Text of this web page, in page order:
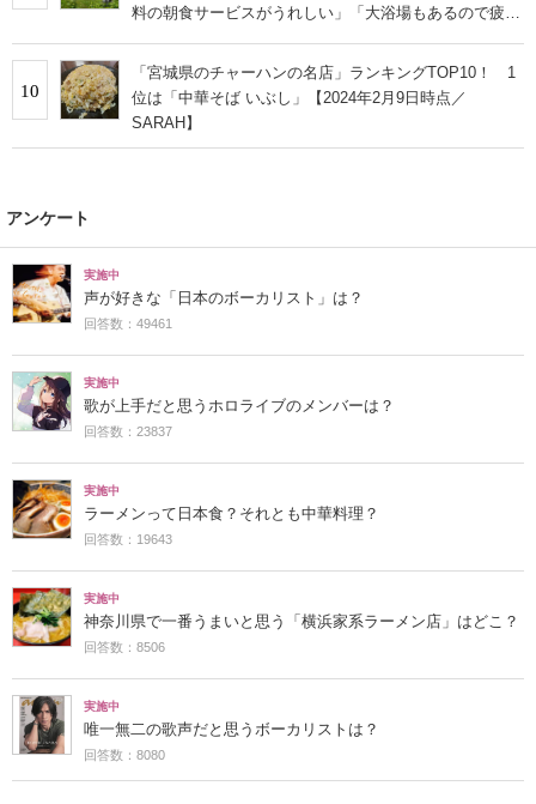
料の朝食サービスがうれしい」「大浴場もあるので疲れ
10
「宮城県のチャーハンの名店」ランキングTOP10！ 1
位は「中華そば いぶし」【2024年2月9日時点／
SARAH】
アンケート
実施中
声が好きな「日本のボーカリスト」は？
回答数：49461
実施中
歌が上手だと思うホロライブのメンバーは？
回答数：23837
実施中
ラーメンって日本食？それとも中華料理？
回答数：19643
実施中
神奈川県で一番うまいと思う「横浜家系ラーメン店」はどこ？
回答数：8506
実施中
唯一無二の歌声だと思うボーカリストは？
回答数：8080